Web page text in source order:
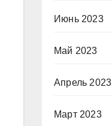
Июнь 2023
Май 2023
Апрель 2023
Март 2023